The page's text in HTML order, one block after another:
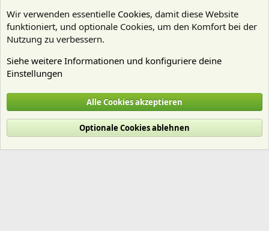
Cookies
Deutsch (Du)
Nutzungsbedingungen
Datenschutz Hilfe und Impressum
R
Wir verwenden essentielle Cookies, damit diese Website
funktioniert, und optionale Cookies, um den Komfort bei der
Nutzung zu verbessern.
Siehe weitere Informationen und konfiguriere deine
Einstellungen
Alle Cookies akzeptieren
Optionale Cookies ablehnen